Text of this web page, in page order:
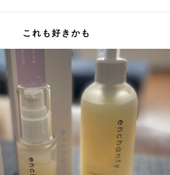
これも好きかも